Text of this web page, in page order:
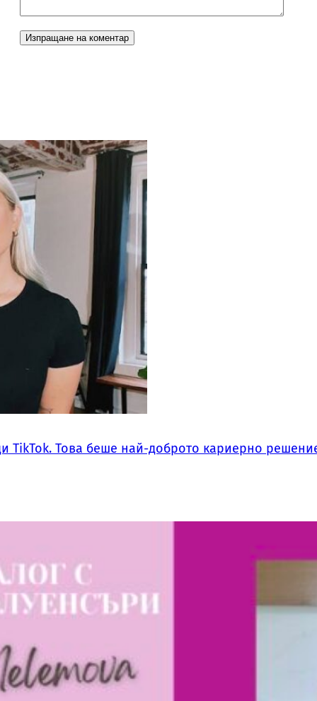
TikTok. Това беше най-доброто кариерно